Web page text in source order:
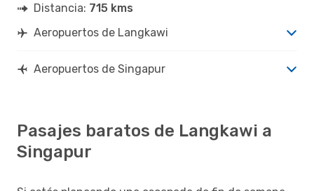
Distancia: 715 kms
Aeropuertos de Langkawi
Aeropuertos de Singapur
Pasajes baratos de Langkawi a
Singapur